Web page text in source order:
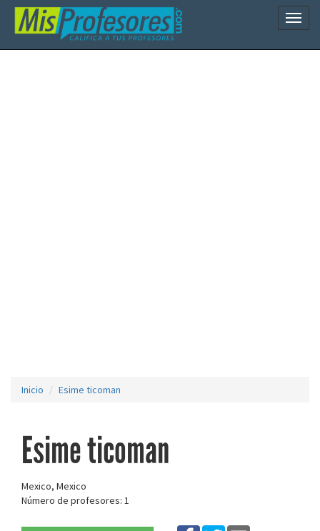
Inicio Esime ticoman
Esime ticoman
Mexico, Mexico
Número de profesores: 1